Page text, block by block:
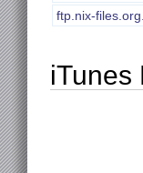
ftp.nix-
iTunes